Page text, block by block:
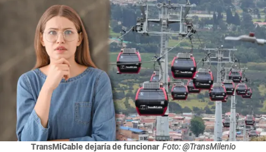
TransMiCable dejaría de funcionar Foto: @TransMilenio